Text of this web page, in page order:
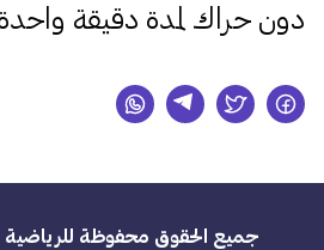
دون حراك لمدة دقيقة
جميع الحقوق محفوظة للرياضية